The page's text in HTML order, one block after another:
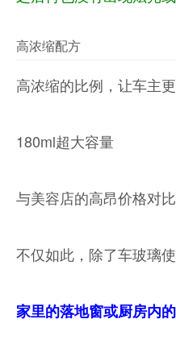
高浓缩配方
高浓缩的比例，让车主
180ml超大容量
与美容店的高昂价格对
不仅如此，除了车玻璃
家里的落地窗或厨房内